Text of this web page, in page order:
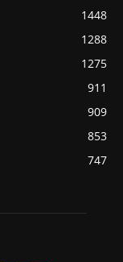
1448
1288
1275
911
909
853
747